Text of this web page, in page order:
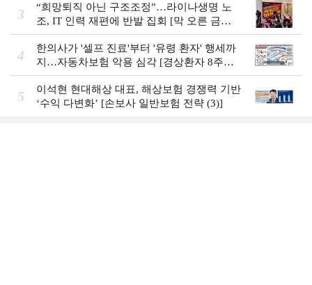
3
“희망퇴직 아닌 구조조정”…라이나생명 노
조, IT 인력 재편에 반발 집회 [막 오른 금융
권 하투(夏鬪)]
4
한의사가 '셀프 진료'부터 '유령 환자' 행세까
지…자동차보험 악용 심각 [경상환자 8주룰
도입 초읽기]
5
이석현 현대해상 대표, 해상보험 경쟁력 기반
‘수익 다변화ʼ [손보사 일반보험 전략 (3)]